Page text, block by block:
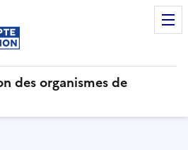
des organismes de